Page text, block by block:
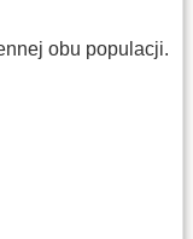
obu populacji.